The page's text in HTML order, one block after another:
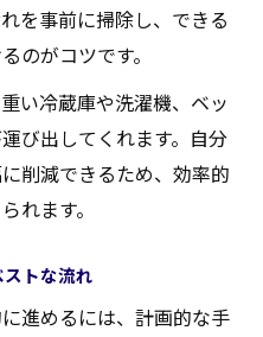
を事前に掃除し、できる
のがコツです。
い冷蔵庫や洗濯機、ベッ
び出してくれます。自分
削減できるため、効率的
れます。
トな流れ
進めるには、計画的な手